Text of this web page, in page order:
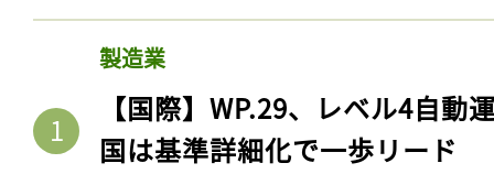
製造業
【国際】WP.29、レベル4自動
国は基準詳細化で一歩リード